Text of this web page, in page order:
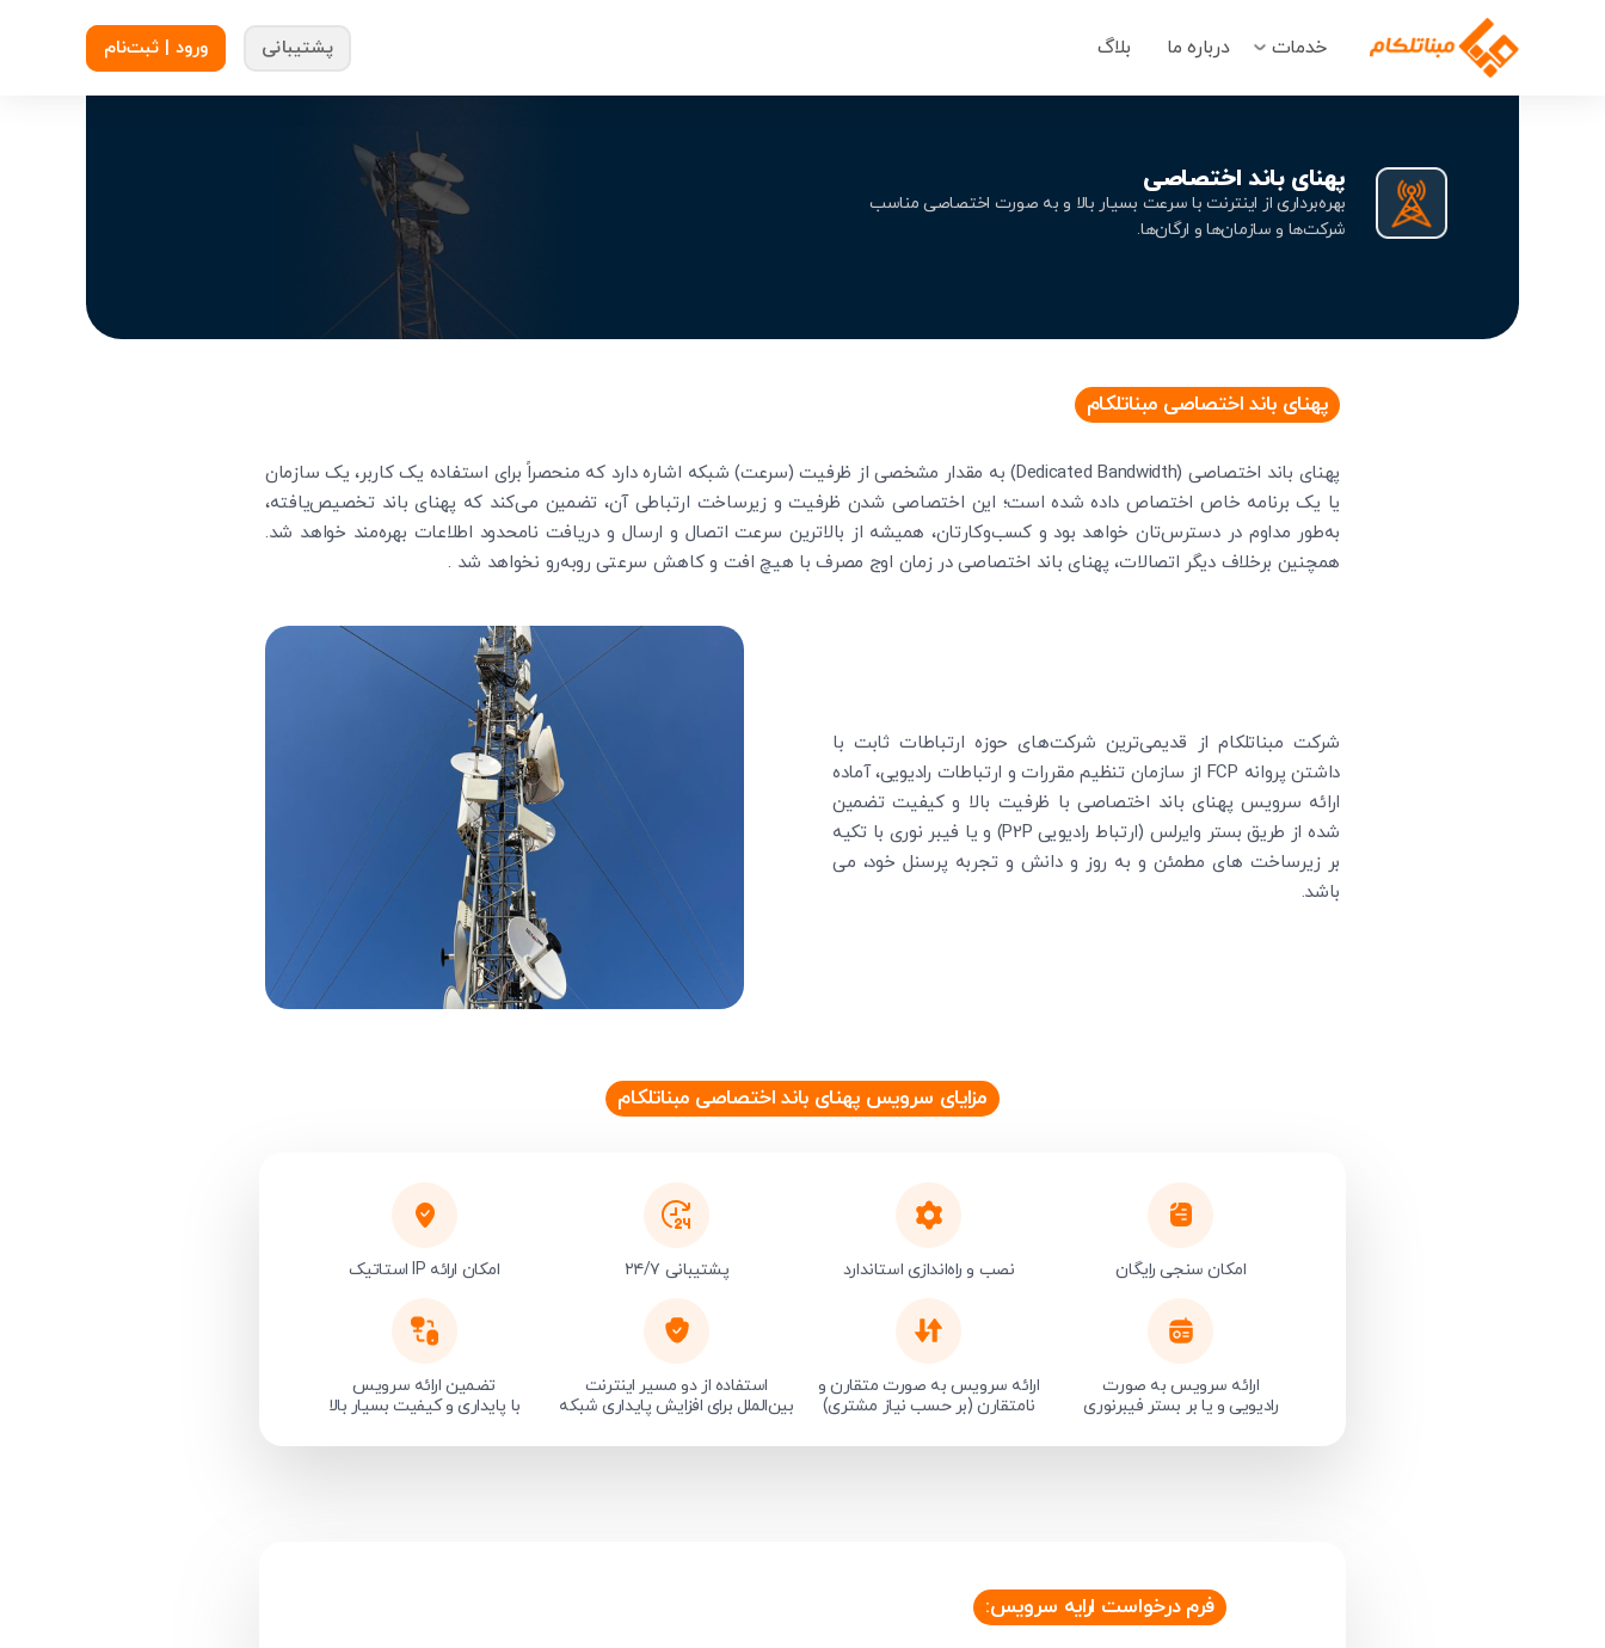
خدمات درباره ما بلاگ پشتیبانی ورود | ثبت‌نام
پهنای باند اختصاصی
بهره‌برداری از اینترنت با سرعت بسیار بالا و به صورت اختصاصی مناسب
شرکت‌ها و سازمان‌ها و ارگان‌ها.
پهنای باند اختصاصی مبناتلکام
پهنای باند اختصاصی (Dedicated Bandwidth) به مقدار مشخصی از ظرفیت (سرعت) شبکه اشاره دارد که منحصراً برای استفاده یک کاربر، یک سازمان
یا یک برنامه خاص اختصاص داده شده است؛ این اختصاصی شدن ظرفیت و زیرساخت ارتباطی آن، تضمین می‌کند که پهنای باند تخصیص‌یافته،
به‌طور مداوم در دسترس‌تان خواهد بود و کسب‌وکارتان، همیشه از بالاترین سرعت اتصال و ارسال و دریافت نامحدود اطلاعات بهره‌مند خواهد شد.
همچنین برخلاف دیگر اتصالات، پهنای باند اختصاصی در زمان اوج مصرف با هیچ افت و کاهش سرعتی روبه‌رو نخواهد شد .
شرکت مبناتلکام از قدیمی‌ترین شرکت‌های حوزه ارتباطات ثابت با
داشتن پروانه FCP از سازمان تنظیم مقررات و ارتباطات رادیویی، آماده
ارائه سرویس پهنای باند اختصاصی با ظرفیت بالا و کیفیت تضمین
شده از طریق بستر وایرلس (ارتباط رادیویی P2P) و یا فیبر نوری با تکیه
بر زیرساخت های مطمئن و به روز و دانش و تجربه پرسنل خود، می
باشد.
مزایای سرویس پهنای باند اختصاصی مبناتلکام
امکان سنجی رایگان نصب و راه‌اندازی استاندارد پشتیبانی ۲۴/۷ امکان ارائه IP استاتیک
ارائه سرویس به صورت
رادیویی و یا بر بستر فیبرنوری
ارائه سرویس به صورت متقارن و
نامتقارن (بر حسب نیاز مشتری)
استفاده از دو مسیر اینترنت
بین‌الملل برای افزایش پایداری شبکه
تضمین ارائه سرویس
با پایداری و کیفیت بسیار بالا
فرم درخواست ارایه سرویس: